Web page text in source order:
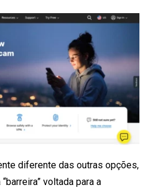
diferente das outras opções,
voltada para a